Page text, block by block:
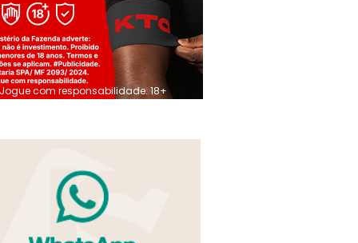
Jogue com responsabilidade. 18+